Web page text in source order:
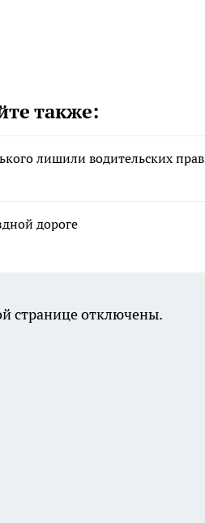
также:
лишили водительских прав
дороге
странице отключены.